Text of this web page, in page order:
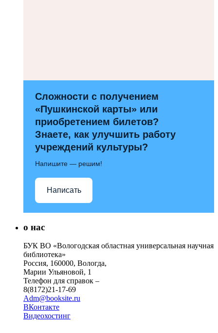
Сложности с получением
«Пушкинской карты» или
приобретением билетов?
Знаете, как улучшить работу
учреждений культуры?
Напишите — решим!
Написать
о нас
БУК ВО «Вологодская областная универсальная научная
библиотека»
Россия, 160000, Вологда,
Марии Ульяновой, 1
Телефон для справок –
8(8172)21-17-69
Adm@booksite.ru
ВКонтакте
Видеохостинг